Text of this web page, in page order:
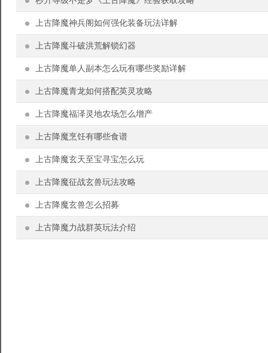
上古降魔神兵阁如何强化装备玩法详解
上古降魔斗破洪荒解锁幻器
上古降魔单人副本怎么玩有哪些奖励详解
上古降魔青龙如何搭配英灵攻略
上古降魔福泽灵地农场怎么增产
上古降魔烹饪有哪些食谱
上古降魔玄天至宝寻宝怎么玩
上古降魔征战玄兽玩法攻略
上古降魔玄兽怎么招募
上古降魔力战群英玩法介绍